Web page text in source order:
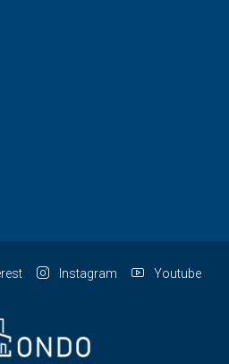
Instagram Youtube